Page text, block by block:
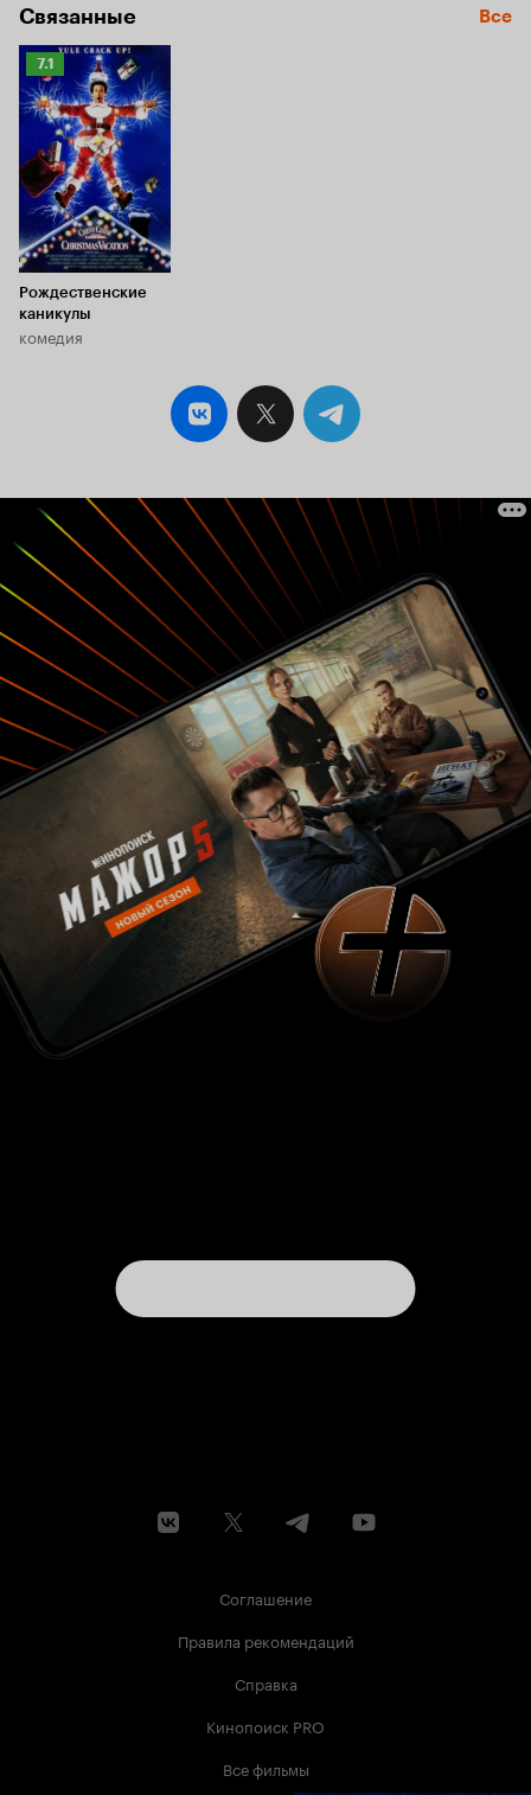
Связанные Все
Рейтинг
Кинопоиска
7.1
7.1
Рождественские
каникулы
комедия
Соглашение
Правила рекомендаций
Справка
Кинопоиск PRO
Все фильмы